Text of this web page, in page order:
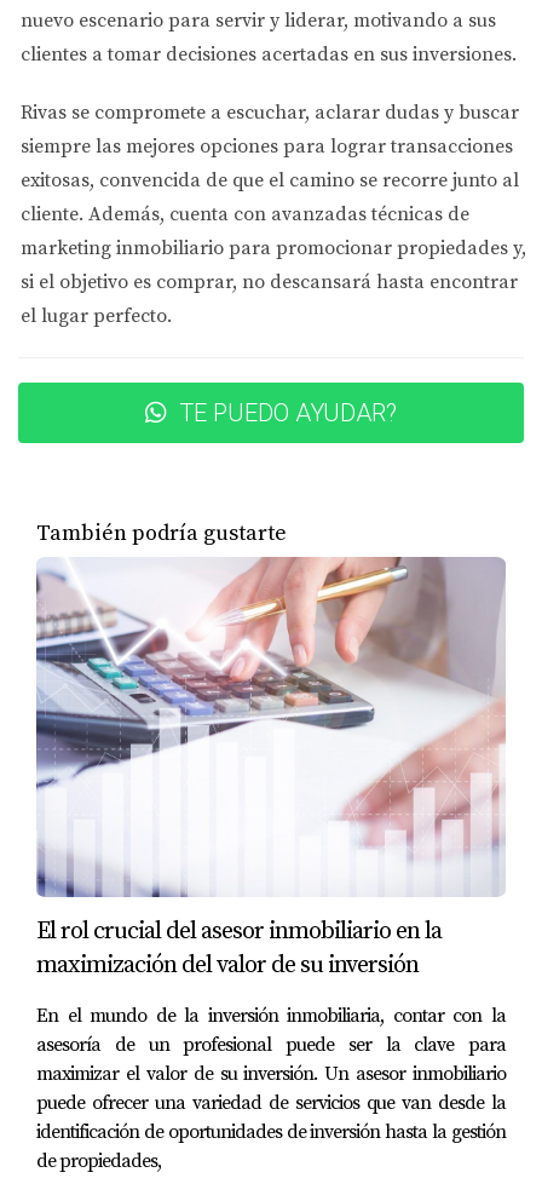
**Registro:** Todos los anfitriones deben registrarse
con la ciudad y obtener un permiso de alquiler a
**Limitaciones:** Existen restricciones sobre cuántos
días puedes alquilar tu propiedad si no vives allí
permanentemente.
**Normas de seguridad:** Las propiedades deben
cumplir con ciertos estándares de seguridad,
incluyendo detectores de humo y salidas de
emergencia adecuadas.
Es importante destacar que ignorar estas regulaciones
revocación de tu permiso. Por lo tanto, asegúrate de estar
bien informado antes de proceder.
apartamento en Atlanta para alquilarlo a través de
Airbnb. Al principio, subestimó la importancia del
registro local y terminó enfrentándose a una multa
considerable. Sin embargo, al trabajar con Eira Rivas,
pudo regularizar su situación rápidamente y aprender
sobre las mejores prácticas para evitar problemas
futuros.
IMPUESTOS SOBRE RENTA
CORTA
Los impuestos son otro aspecto crítico a considerar
cuando inviertes en Airbnb. En Atlanta, los ingresos
impuestos estatales y locales. Aquí hay algunos puntos
importantes:
**Impuesto sobre el alquiler:** Atlanta aplica un
impuesto del 8% sobre los ingresos generados por
alquileres a corto plazo.
nuevo escenario para servir y liderar, motivando a sus
clientes a tomar decisiones acertadas en sus inversiones.
Rivas se compromete a escuchar, aclarar dudas y buscar
siempre las mejores opciones para lograr transacciones
exitosas, convencida de que el camino se recorre junto al
cliente. Además, cuenta con avanzadas técnicas de
marketing inmobiliario para promocionar propiedades y,
si el objetivo es comprar, no descansará hasta encontrar
el lugar perfecto.
TE PUEDO AYUDAR?
También podría gustarte
El rol crucial del asesor inmobiliario en la
maximización del valor de su inversión
En el mundo de la inversión inmobiliaria, contar con la
asesoría de un profesional puede ser la clave para
maximizar el valor de su inversión. Un asesor inmobiliario
puede ofrecer una variedad de servicios que van desde la
identificación de oportunidades de inversión hasta la gestión
de propiedades,